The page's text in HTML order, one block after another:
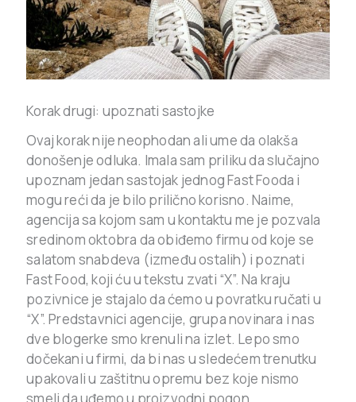
Korak drugi: upoznati sastojke
Ovaj korak nije neophodan ali ume da olakša
donošenje odluka. Imala sam priliku da slučajno
upoznam jedan sastojak jednog Fast Fooda i
mogu reći da je bilo prilično korisno. Naime,
agencija sa kojom sam u kontaktu me je pozvala
sredinom oktobra da obiđemo firmu od koje se
salatom snabdeva (između ostalih) i poznati
Fast Food, koji ću u tekstu zvati “X”. Na kraju
pozivnice je stajalo da ćemo u povratku ručati u
“X”. Predstavnici agencije, grupa novinara i nas
dve blogerke smo krenuli na izlet. Lepo smo
dočekani u firmi, da bi nas u sledećem trenutku
upakovali u zaštitnu opremu bez koje nismo
smeli da uđemo u proizvodni pogon.